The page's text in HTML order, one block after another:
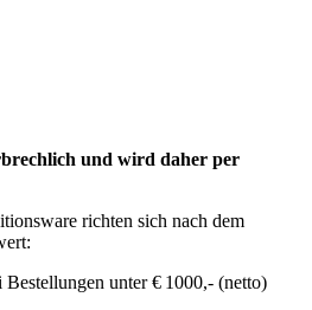
und wird daher per
richten sich nach dem
Bestellungen unter € 1000,- (netto)